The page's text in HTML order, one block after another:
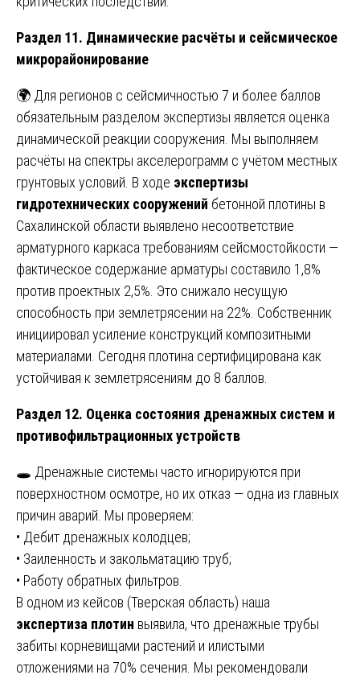
Раздел 11. Динамические расчёты и сейсмическое
микрорайонирование
🌍 Для регионов с сейсмичностью 7 и более баллов
обязательным разделом экспертизы является оценка
динамической реакции сооружения. Мы выполняем
расчёты на спектры акселерограмм с учётом местных
грунтовых условий. В ходе экспертизы
гидротехнических сооружений бетонной плотины в
Сахалинской области выявлено несоответствие
арматурного каркаса требованиям сейсмостойкости —
фактическое содержание арматуры составило 1,8%
против проектных 2,5%. Это снижало несущую
способность при землетрясении на 22%. Собственник
инициировал усиление конструкций композитными
материалами. Сегодня плотина сертифицирована как
устойчивая к землетрясениям до 8 баллов.
Раздел 12. Оценка состояния дренажных систем и
противофильтрационных устройств
🕳️ Дренажные системы часто игнорируются при
поверхностном осмотре, но их отказ — одна из главных
причин аварий. Мы проверяем:
• Дебит дренажных колодцев;
• Заиленность и закольматацию труб;
• Работу обратных фильтров.
В одном из кейсов (Тверская область) наша
экспертиза плотин выявила, что дренажные трубы
забиты корневищами растений и илистыми
отложениями на 70% сечения. Мы рекомендовали